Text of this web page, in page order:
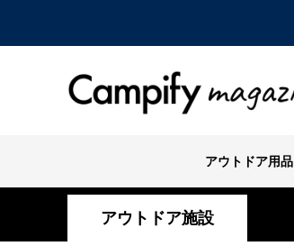
アウトドア用品
アウトドア施設